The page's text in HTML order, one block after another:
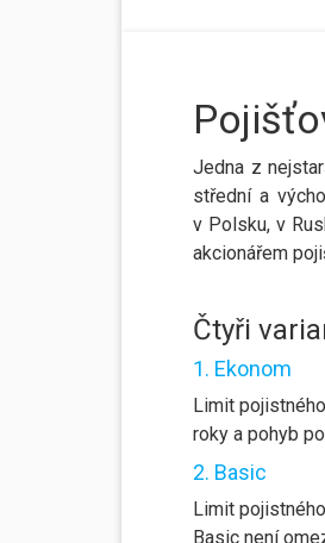
Jedna z
střední a
v Polsku, v
akcionářem
Čtyři
1. Ekonom
Limit
roky a pohyb
2. Basic
Limit
Basic není